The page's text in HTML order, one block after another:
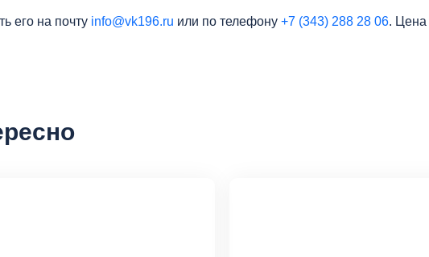
его на почту info@vk196.ru или по телефону +7 (343) 288 28 06.